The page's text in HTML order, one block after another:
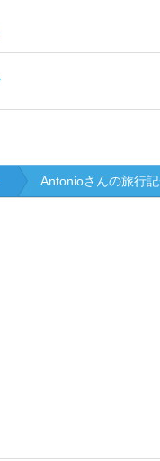
Antonioさんの旅行